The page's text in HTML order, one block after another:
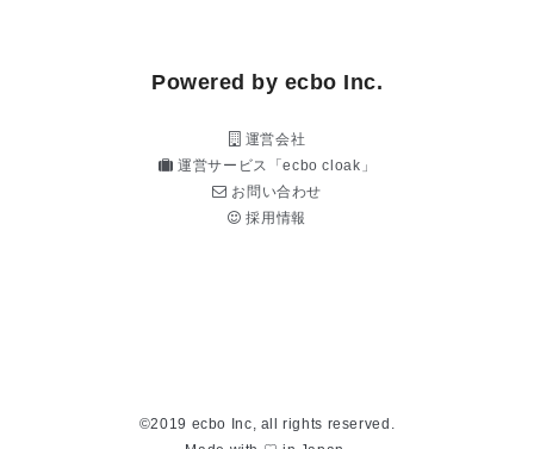
Powered by ecbo Inc.
運営会社
運営サービス「ecbo cloak」
お問い合わせ
採用情報
©2019 ecbo Inc, all rights reserved.